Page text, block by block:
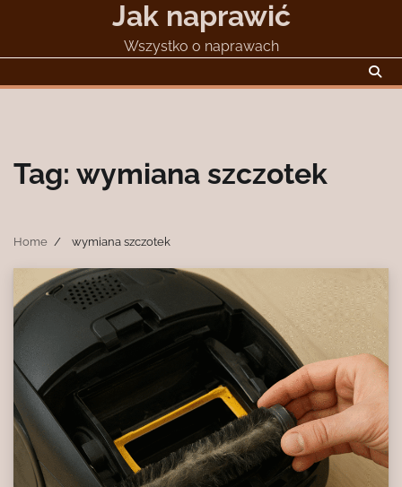
Jak naprawić
Wszystko o naprawach
Tag: wymiana szczotek
Home wymiana szczotek